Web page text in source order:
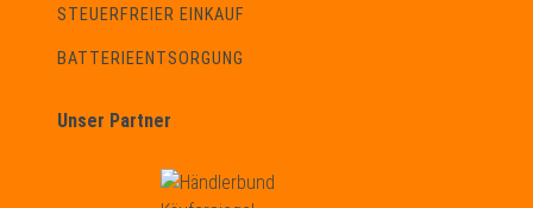
STEUERFREIER EINKAUF
BATTERIEENTSORGUNG
Unser Partner